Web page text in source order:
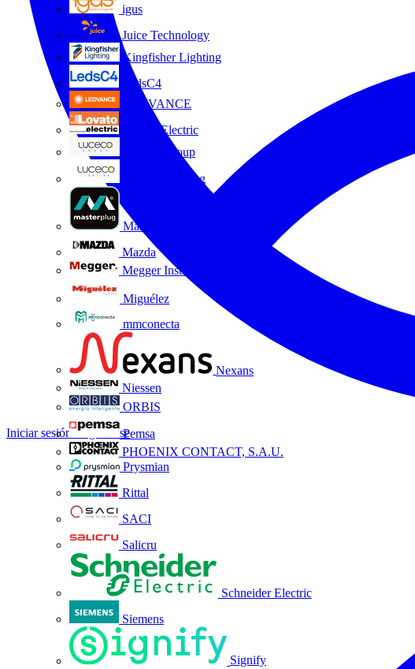
igus
Juice Technology
Kingfisher Lighting
LedsC4
LEDVANCE
Lovato Electric
Luceco Group
Luceco Lighting
Masterplug
Mazda
Megger Instruments S.L.
Miguélez
mmconecta
Nexans
Niessen
ORBIS
Pemsa
PHOENIX CONTACT, S.A.U.
Prysmian
Rittal
SACI
Salicru
Schneider Electric
Siemens
Signify
Iniciar sesiónRegistrarse